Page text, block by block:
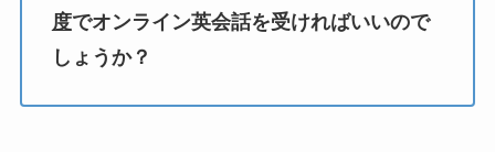
度でオンライン英会話を受ければいいので
しょうか？